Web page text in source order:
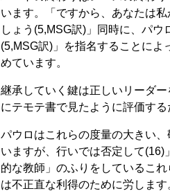
います。「ですから、あなたは
しょう(5,MSG訳)」同時に、パ
(5,MSG訳)」を指名することに
めています。
継承していく鍵は正しいリーダ
にテモテ書で見たように評価す
パウロはこれらの度量の大きい
いますが、行いでは否定して
的な教師」のふりをしているこ
は不正直な利得のために労しま